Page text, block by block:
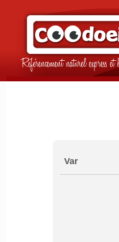
Référencement naturel express
Var